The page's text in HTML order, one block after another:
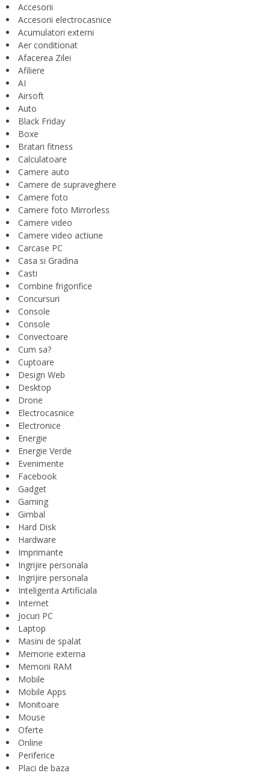
Accesorii
Accesorii electrocasnice
Acumulatori externi
Aer conditionat
Afacerea Zilei
Afiliere
AI
Airsoft
Auto
Black Friday
Boxe
Bratari fitness
Calculatoare
Camere auto
Camere de supraveghere
Camere foto
Camere foto Mirrorless
Camere video
Camere video actiune
Carcase PC
Casa si Gradina
Casti
Combine frigorifice
Concursuri
Console
Console
Convectoare
Cum sa?
Cuptoare
Design Web
Desktop
Drone
Electrocasnice
Electronice
Energie
Energie Verde
Evenimente
Facebook
Gadget
Gaming
Gimbal
Hard Disk
Hardware
Imprimante
Ingrijire personala
Ingrijire personala
Inteligenta Artificiala
Internet
Jocuri PC
Laptop
Masini de spalat
Memorie externa
Memorii RAM
Mobile
Mobile Apps
Monitoare
Mouse
Oferte
Online
Periferice
Placi de baza